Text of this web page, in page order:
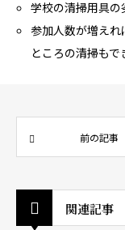
学校の清掃用具の
参加人数が増え
ところの清掃もで
前の記事
関連記事